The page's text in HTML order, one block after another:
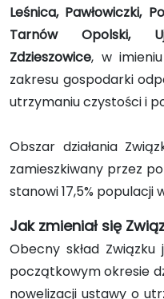
Leśnica, Pawłowiczki,
Tarnów Opolski,
Zdzieszowice, w
zakresu gospodarki
utrzymaniu czystości i
Obszar działania
zamieszkiwany przez
stanowi 17,5% populacji
Jak zmieniał się
Obecny skład
początkowym okresie
nowelizacji ustawy o